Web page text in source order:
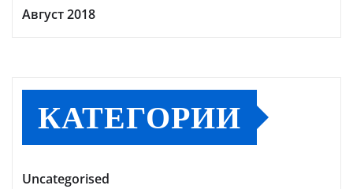
Август 2018
КАТЕГОРИИ
Uncategorised